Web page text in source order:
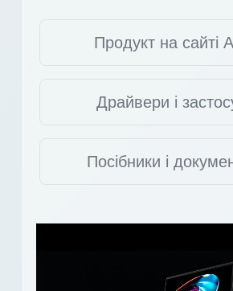
Продукт на сайті
Драйвери і
Посібники і